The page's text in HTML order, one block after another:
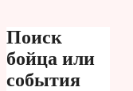
Поиск
бойца или
события